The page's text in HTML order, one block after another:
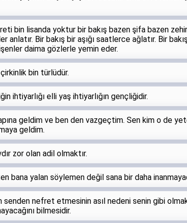
bin lisanda yoktur bir bakış bazen şifa bazen
anlatır. Bir bakış bir aşığı saatlerce ağlatır. Bir
daima gözlerle yemin eder.
bin türlüdür.
ihtiyarlığı elli yaş ihtiyarlığın gençliğidir.
geldim ve ben den vazgeçtim. Sen kim o de
geldim.
zor olan adil olmaktır.
bana yalan söylemen değil sana bir daha
senden nefret etmesinin asıl nedeni senin gibi
bilmesidir.